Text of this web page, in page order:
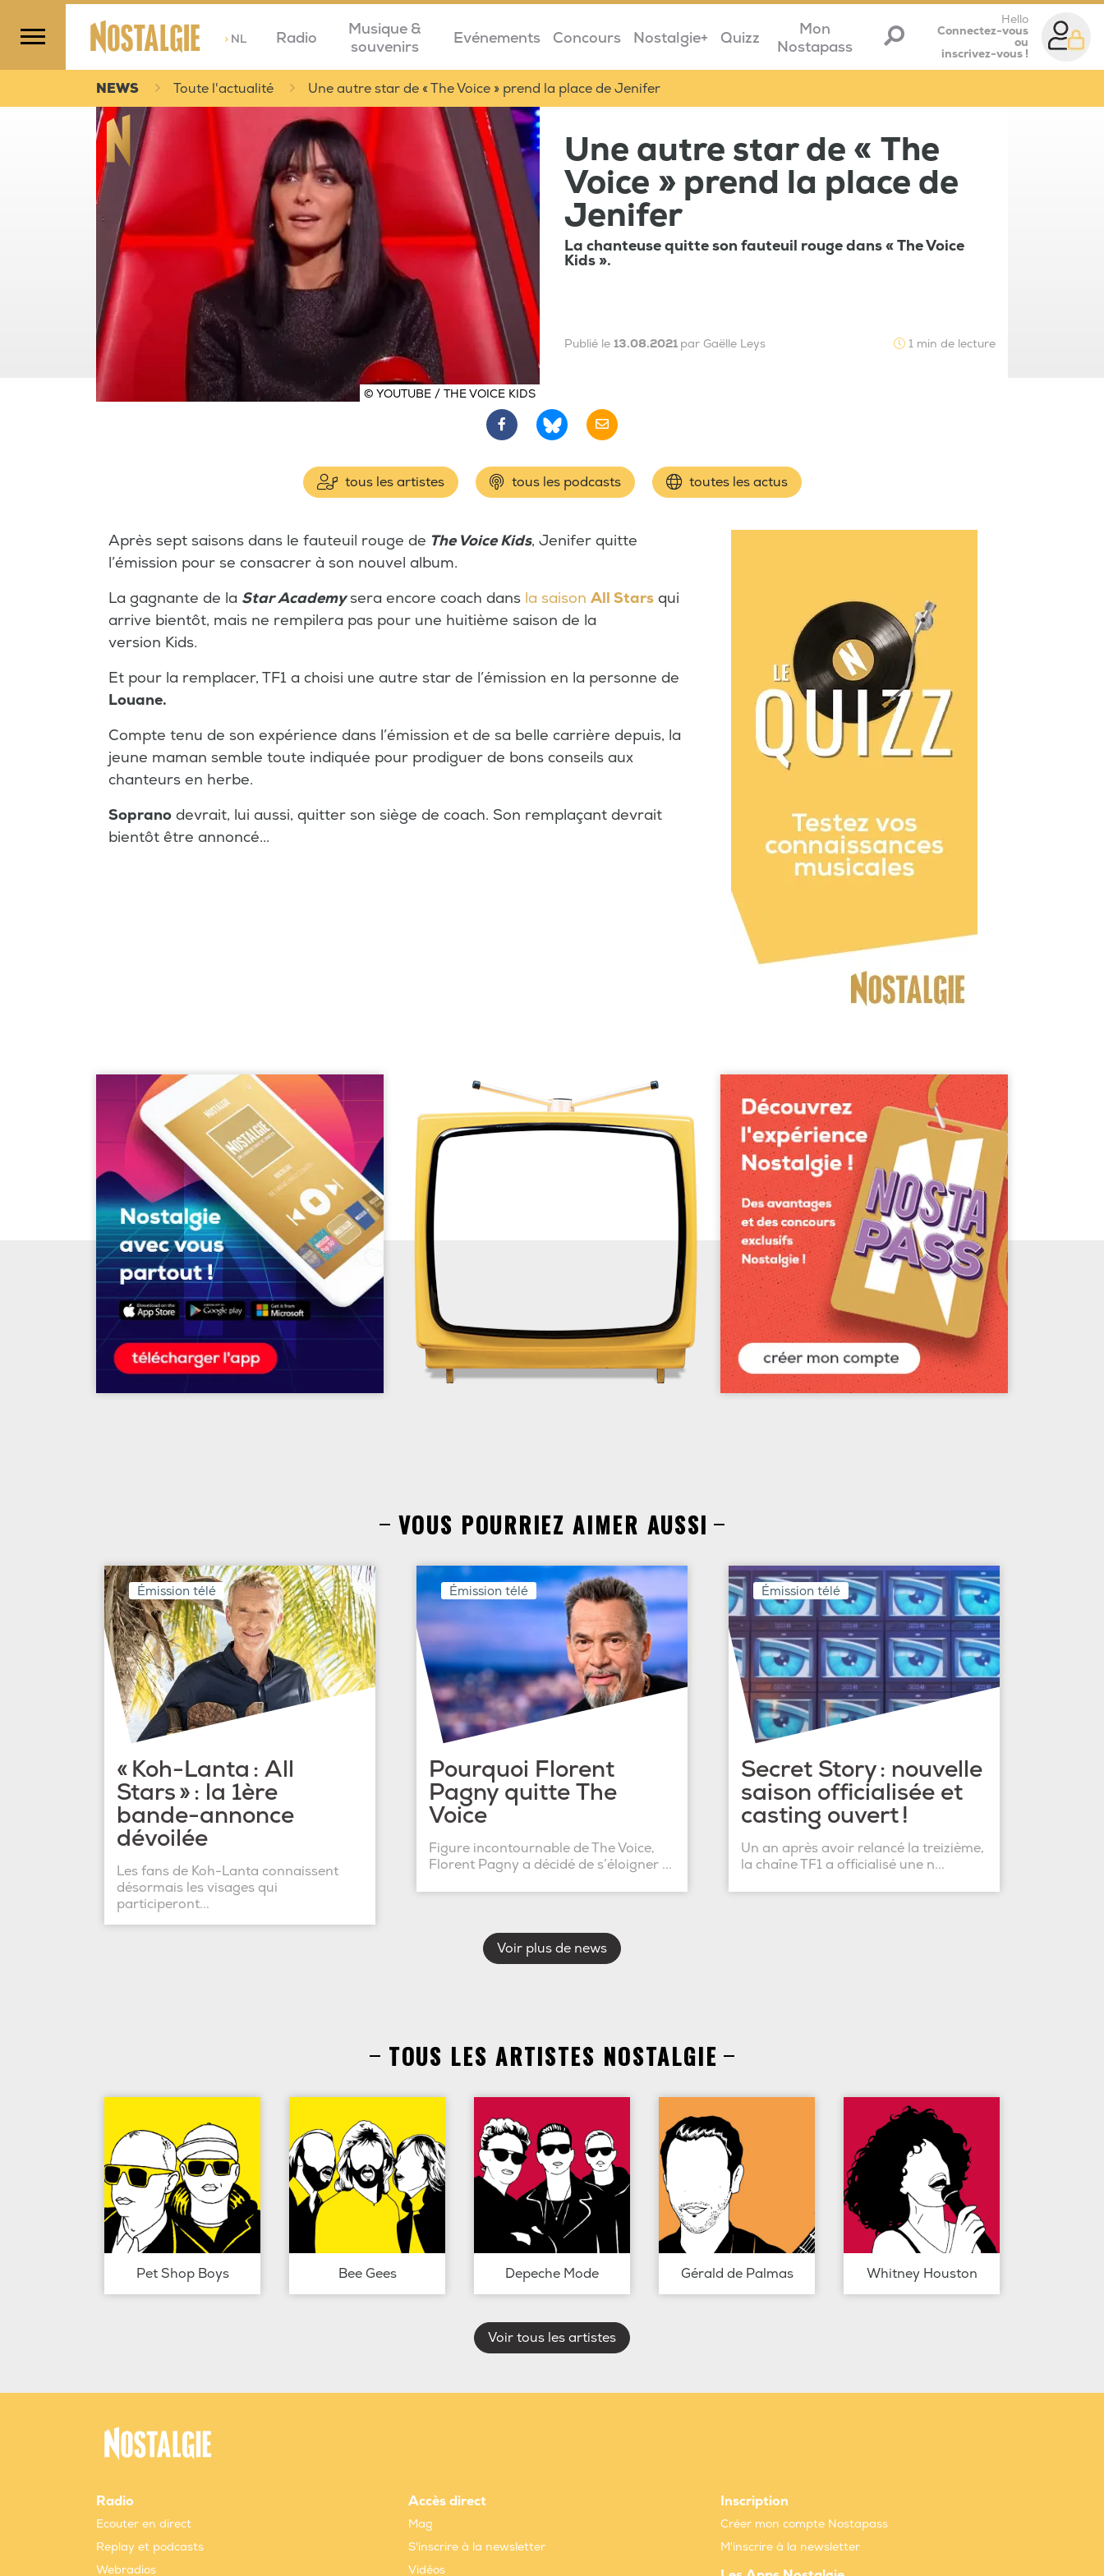
>NL Radio
Musique &
souvenirs
Evénements Concours Nostalgie+ Quizz
Mon
Nostapass
Hello
Connectez-vous
ou
inscrivez-vous !
NEWS Toute l'actualité Une autre star de « The Voice » prend la place de Jenifer
© YOUTUBE / THE VOICE KIDS
Une autre star de « The
Voice » prend la place de
Jenifer
La chanteuse quitte son fauteuil rouge dans « The Voice
Kids ».
Publié le 13.08.2021 par Gaëlle Leys 1 min de lecture
tous les artistes tous les podcasts toutes les actus
Après sept saisons dans le fauteuil rouge de The Voice Kids, Jenifer quitte
l’émission pour se consacrer à son nouvel album.
La gagnante de la Star Academysera encore coach dans la saison All Stars qui
arrive bientôt, mais ne rempilera pas pour une huitième saison de la
version Kids.
Et pour la remplacer, TF1 a choisi une autre star de l’émission en la personne de
Louane.
Compte tenu de son expérience dans l’émission et de sa belle carrière depuis, la
jeune maman semble toute indiquée pour prodiguer de bons conseils aux
chanteurs en herbe.
Soprano devrait, lui aussi, quitter son siège de coach. Son remplaçant devrait
bientôt être annoncé...
VOUS POURRIEZ AIMER AUSSI
Émission télé
« Koh-Lanta : All
Stars » : la 1ère
bande-annonce
dévoilée
Les fans de Koh-Lanta connaissent
désormais les visages qui
participeront...
Émission télé
Pourquoi Florent
Pagny quitte The
Voice
Figure incontournable de The Voice,
Florent Pagny a décidé de s’éloigner ...
Émission télé
Secret Story : nouvelle
saison officialisée et
casting ouvert !
Un an après avoir relancé la treizième,
la chaîne TF1 a officialisé une n...
Voir plus de news
TOUS LES ARTISTES NOSTALGIE
Pet Shop Boys Bee Gees Depeche Mode Gérald de Palmas Whitney Houston
Voir tous les artistes
Radio
Ecouter en direct
Replay et podcasts
Webradios
Accès direct
Mag
S'inscrire à la newsletter
Vidéos
Inscription
Créer mon compte Nostapass
M'inscrire à la newsletter